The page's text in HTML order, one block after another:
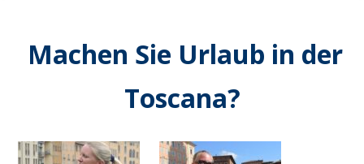
Machen Sie Urlaub in der
Toscana?